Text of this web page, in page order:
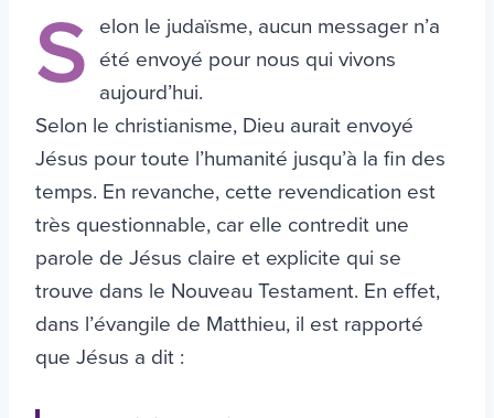
S
elon le judaïsme, aucun messager n’a
été envoyé pour nous qui vivons
aujourd’hui.
Selon le christianisme, Dieu aurait envoyé
Jésus pour toute l’humanité jusqu’à la fin des
temps. En revanche, cette revendication est
très questionnable, car elle contredit une
parole de Jésus claire et explicite qui se
trouve dans le Nouveau Testament. En effet,
dans l’évangile de Matthieu, il est rapporté
que Jésus a dit :